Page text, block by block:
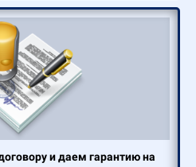
и даем гарантию на